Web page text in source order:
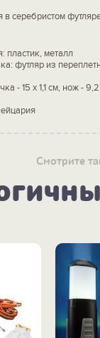
в серебристом
пластик, металл
футляр из
- 15 х 1,1 см, нож -
Смотрите